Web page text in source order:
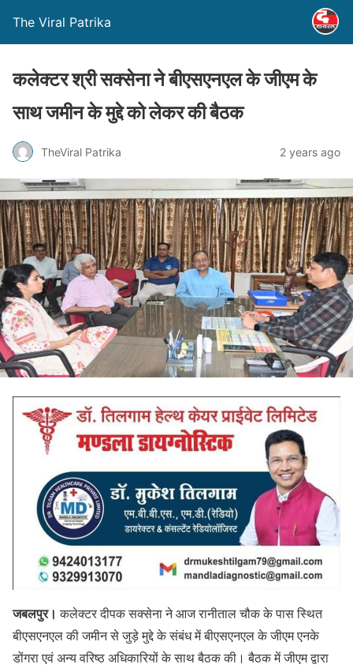
The Viral Patrika
कलेक्‍टर श्री सक्‍सेना ने बीएसएनएल के जीएम के
साथ जमीन के मुद्दे को लेकर की बैठक
TheViral Patrika 2 years ago
जबलपुर। कलेक्टर दीपक सक्सेना ने आज रानीताल चौक के पास स्थित
बीएसएनएल की जमीन से जुड़े मुद्दे के संबंध में बीएसएनएल के जीएम एनके
डोंगरा एवं अन्य वरिष्ठ अधिकारियों के साथ बैठक की। बैठक में जीएम द्वारा